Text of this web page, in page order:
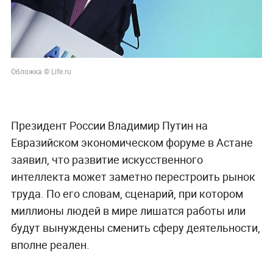
Обложка © Life.ru
Президент России Владимир Путин на
Евразийском экономическом форуме в Астане
заявил, что развитие искусственного
интеллекта может заметно перестроить рынок
труда. По его словам, сценарий, при котором
миллионы людей в мире лишатся работы или
будут вынуждены сменить сферу деятельности,
вполне реален.